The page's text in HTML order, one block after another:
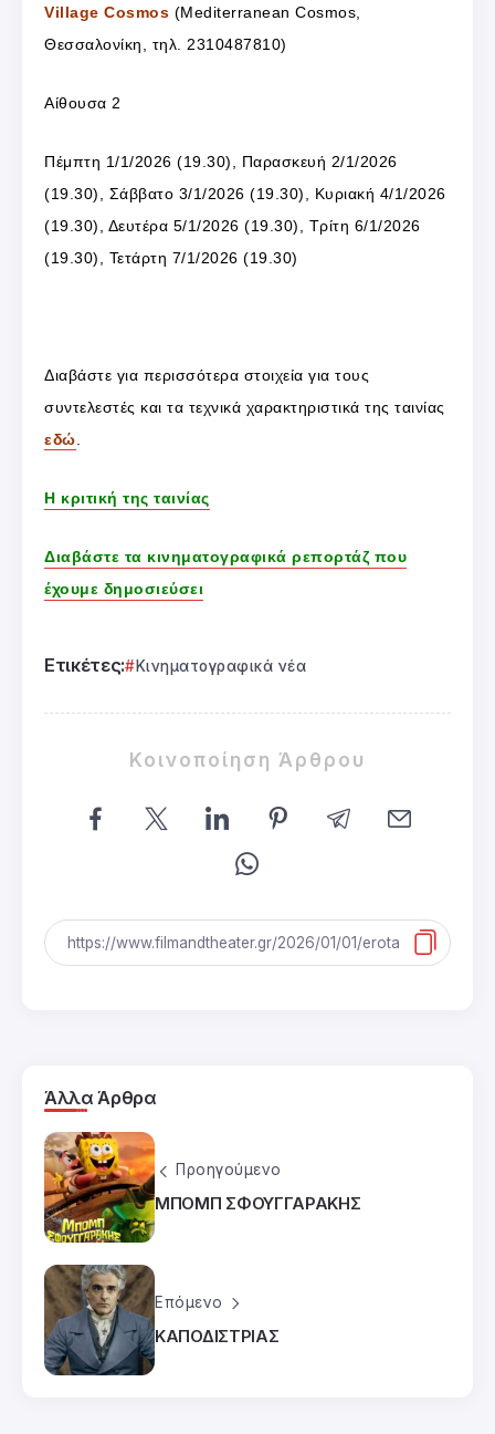
Village Cosmos (Mediterranean Cosmos,
Θεσσαλονίκη, τηλ. 2310487810)
Αίθουσα 2
Πέμπτη 1/1/2026 (19.30), Παρασκευή 2/1/2026
(19.30), Σάββατο 3/1/2026 (19.30), Κυριακή 4/1/2026
(19.30), Δευτέρα 5/1/2026 (19.30), Τρίτη 6/1/2026
(19.30), Τετάρτη 7/1/2026 (19.30)
Διαβάστε για περισσότερα στοιχεία για τους
συντελεστές και τα τεχνικά χαρακτηριστικά της ταινίας
εδώ
Η κριτική της ταινίας
Διαβάστε τα κινηματογραφικά ρεπορτάζ που
έχουμε δημοσιεύσει
Ετικέτες: Κινηματογραφικά νέα
Κοινοποίηση Άρθρου
Άλλα Άρθρα
Προηγούμενο
ΜΠΟΜΠ ΣΦΟΥΓΓΑΡΑΚΗΣ
Επόμενο
ΚΑΠΟΔΙΣΤΡΙΑΣ